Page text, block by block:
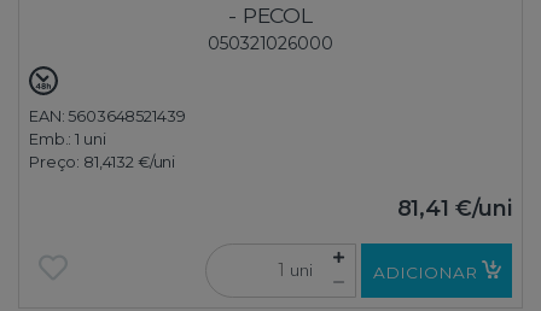
- PECOL
050321026000
EAN: 5603648521439
Emb.:1 uni
Preço: 81,4132 €/uni
81,41 €/uni
uni ADICIONAR